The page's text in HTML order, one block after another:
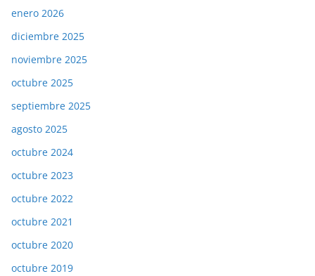
enero 2026
diciembre 2025
noviembre 2025
octubre 2025
septiembre 2025
agosto 2025
octubre 2024
octubre 2023
octubre 2022
octubre 2021
octubre 2020
octubre 2019